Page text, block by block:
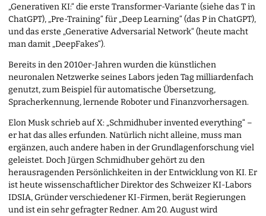
„Generativen KI:“ die erste Transformer-Variante (siehe das T in
ChatGPT), „Pre-Training“ für „Deep Learning“ (das P in ChatGPT),
und das erste „Generative Adversarial Network“ (heute macht
man damit „DeepFakes“).
Bereits in den 2010er-Jahren wurden die künstlichen
neuronalen Netzwerke seines Labors jeden Tag milliardenfach
genutzt, zum Beispiel für automatische Übersetzung,
Spracherkennung, lernende Roboter und Finanzvorhersagen.
Elon Musk schrieb auf X: „Schmidhuber invented everything“ –
er hat das alles erfunden. Natürlich nicht alleine, muss man
ergänzen, auch andere haben in der Grundlagenforschung viel
geleistet. Doch Jürgen Schmidhuber gehört zu den
herausragenden Persönlichkeiten in der Entwicklung von KI. Er
ist heute wissenschaftlicher Direktor des Schweizer KI-Labors
IDSIA, Gründer verschiedener KI-Firmen, berät Regierungen
und ist ein sehr gefragter Redner. Am 20. August wird